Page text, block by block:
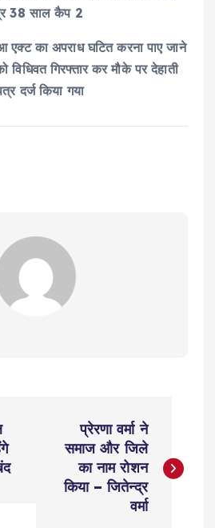
38 साल कैप 2
एक्ट का अपराध घटित करना पाए जाने
विधिवत गिरफ्तार कर मौके पर देहाती
दर्ज किया गया
प्रेरणा वर्मा ने
समाज और जिले
का नाम रोशन
किया – जितेन्द्र
वर्मा